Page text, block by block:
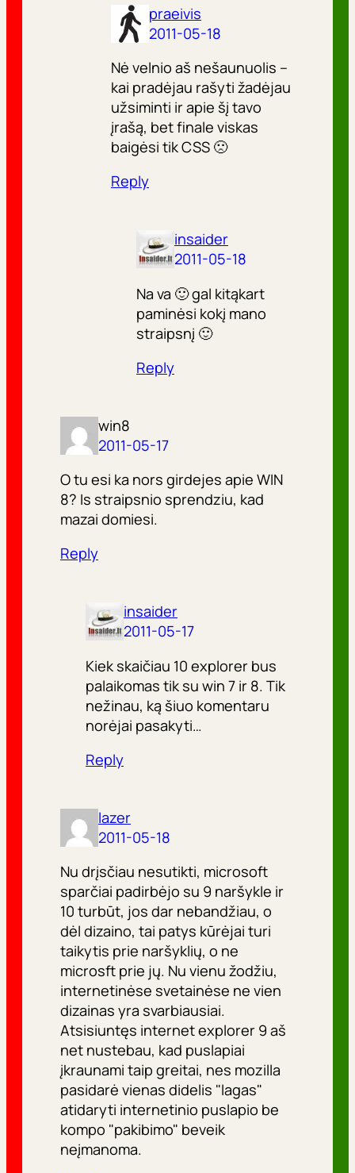
praeivis
2011-05-18
Nė velnio aš nešaunuolis –
kai pradėjau rašyti žadėjau
užsiminti ir apie šį tavo
įrašą, bet finale viskas
baigėsi tik CSS 🙁
Reply
insaider
2011-05-18
Na va 🙂 gal kitąkart
paminėsi kokį mano
straipsnį 🙂
Reply
win8
2011-05-17
O tu esi ka nors girdejes apie WIN
8? Is straipsnio sprendziu, kad
mazai domiesi.
Reply
insaider
2011-05-17
Kiek skaičiau 10 explorer bus
palaikomas tik su win 7 ir 8. Tik
nežinau, ką šiuo komentaru
norėjai pasakyti…
Reply
lazer
2011-05-18
Nu drįsčiau nesutikti, microsoft
sparčiai padirbėjo su 9 naršykle ir
10 turbūt, jos dar nebandžiau, o
dėl dizaino, tai patys kūrėjai turi
taikytis prie naršyklių, o ne
microsft prie jų. Nu vienu žodžiu,
internetinėse svetainėse ne vien
dizainas yra svarbiausiai.
Atsisiuntęs internet explorer 9 aš
net nustebau, kad puslapiai
įkraunami taip greitai, nes mozilla
pasidarė vienas didelis "lagas"
atidaryti internetinio puslapio be
kompo "pakibimo" beveik
neįmanoma.